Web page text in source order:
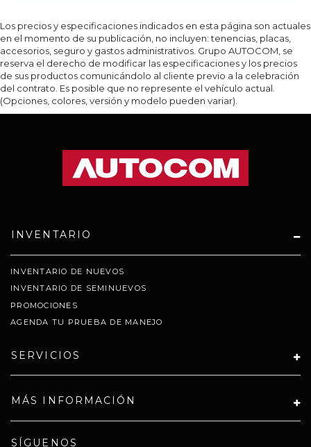
Los precios y especificaciones indicados en esta página son actuales
en el momento de su publicación, no incluyen: tenencias, placas,
accesorios, seguro y gastos administrativos. Grupo AUTOCOM, se
reserva el derecho de modificar las especificaciones y los precios
de sus productos comunicándolo al cliente previo a la celebración
del contrato. Es posible que no represente el vehículo actual.
(Opciones, colores, versión y modelo pueden variar).
INVENTARIO
INVENTARIO DE NUEVOS
INVENTARIO DE SEMINUEVOS
PROMOCIONES
AGENDA TU PRUEBA DE MANEJO
SERVICIOS
MÁS INFORMACIÓN
SÍGUENOS